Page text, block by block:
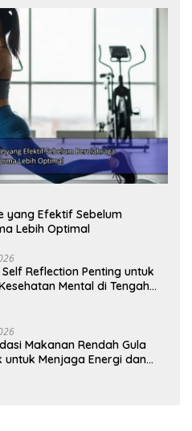
yang Efektif Sebelum
Lebih Optimal
Reflection Penting untuk
Mental di Tengah
Makanan Rendah Gula
untuk Menjaga Energi dan